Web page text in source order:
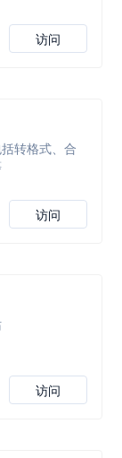
访问
转格式、合
访问
访问